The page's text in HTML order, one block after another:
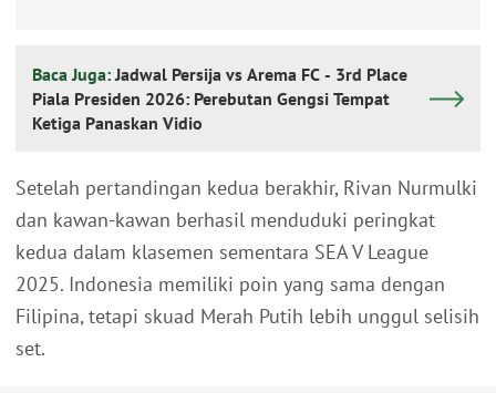
Baca Juga:Jadwal Persija vs Arema FC - 3rd Place
Piala Presiden 2026: Perebutan Gengsi Tempat
Ketiga Panaskan Vidio
Setelah pertandingan kedua berakhir, Rivan Nurmulki
dan kawan-kawan berhasil menduduki peringkat
kedua dalam klasemen sementara SEA V League
2025. Indonesia memiliki poin yang sama dengan
Filipina, tetapi skuad Merah Putih lebih unggul selisih
set.